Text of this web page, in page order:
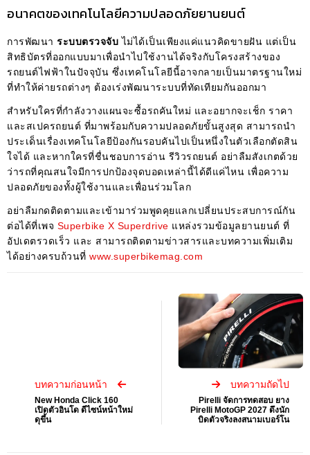
อนาคตของเทคโนโลยีความปลอดภัยยานยนต์
การพัฒนา ระบบตรวจจับไม่ได้เป็นเพียงแค่แนวคิดขายฝัน แต่เป็น
สิทธิบัตรที่ออกแบบมาเพื่อนำไปใช้งานได้จริงกับโครงสร้างของ
รถยนต์ไฟฟ้าในปัจจุบัน ซึ่งเทคโนโลยีนี้อาจกลายเป็นมาตรฐานใหม่
ที่ทำให้ค่ายรถต่างๆ ต้องเร่งพัฒนาระบบที่ทัดเทียมกันออกมา
สำหรับใครที่กำลังวางแผนจะซื้อรถคันใหม่ และอยากจะเช็ก ราคา
และสเปครถยนต์ ที่มาพร้อมกับความปลอดภัยขั้นสูงสุด สามารถนำ
ประเด็นเรื่องเทคโนโลยีป้องกันรอบคันไปเป็นหนึ่งในตัวเลือกตัดสิน
ใจได้ และหากใครที่ชื่นชอบการอ่าน รีวิวรถยนต์ อย่าลืมสังเกตด้วย
ว่ารถที่คุณสนใจมีการปกป้องจุดบอดเหล่านี้ได้ดีแค่ไหน เพื่อความ
ปลอดภัยของทั้งผู้ใช้งานและเพื่อนร่วมโลก
อย่าลืมกดติดตามและเข้ามาร่วมพูดคุยแลกเปลี่ยนประสบการณ์กัน
ต่อได้ที่เพจ Superbike X Superdrive แหล่งรวมข้อมูลยานยนต์ ที่
อัปเดตรวดเร็ว และ สามารถติดตามข่าวสารและบทความเพิ่มเติม
ได้อย่างครบถ้วนที่ www.superbikemag.com
บทความก่อนหน้า
New Honda Click 160
เปิดตัวอินโด ดีไซน์หน้าใหม่
ดุขึ้น
บทความถัดไป
Pirelli จัดการทดสอบ ยาง
Pirelli MotoGP 2027 ดึงนัก
บิดตัวจริงลงสนามเบอร์โน